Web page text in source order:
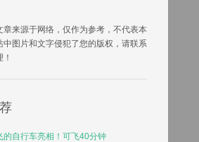
章来源于网络，仅作为参考，不代表本
中图片和文字侵犯了您的版权，请联系
的自行车亮相！可飞40分钟